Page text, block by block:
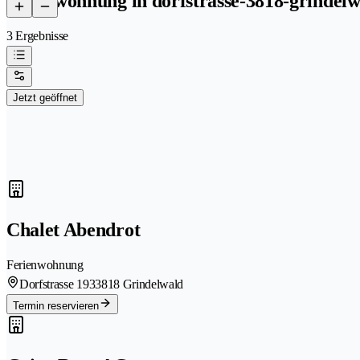
3 Ergebnisse
Jetzt geöffnet
Chalet Abendrot
Ferienwohnung
Dorfstrasse 1933818 Grindelwald
Termin reservieren